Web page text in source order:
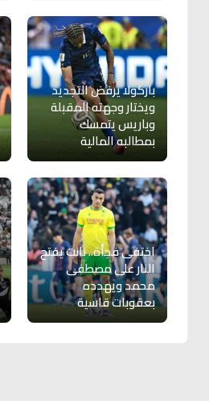
باركولا يرفض التجديد
ويختار وجهته المقبلة
وباريس يتمسك
بمطالبه المالية
اختفى فجأة.. نانت يفتح
النار على مصطفى
محمد ويهدده
بعقوبات قاسية